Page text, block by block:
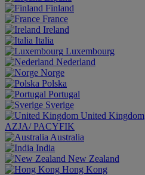
Finland
France
Ireland
Italia
Luxembourg
Nederland
Norge
Polska
Portugal
Sverige
United Kingdom
AZJA/ PACYFIK
Australia
India
New Zealand
Hong Kong